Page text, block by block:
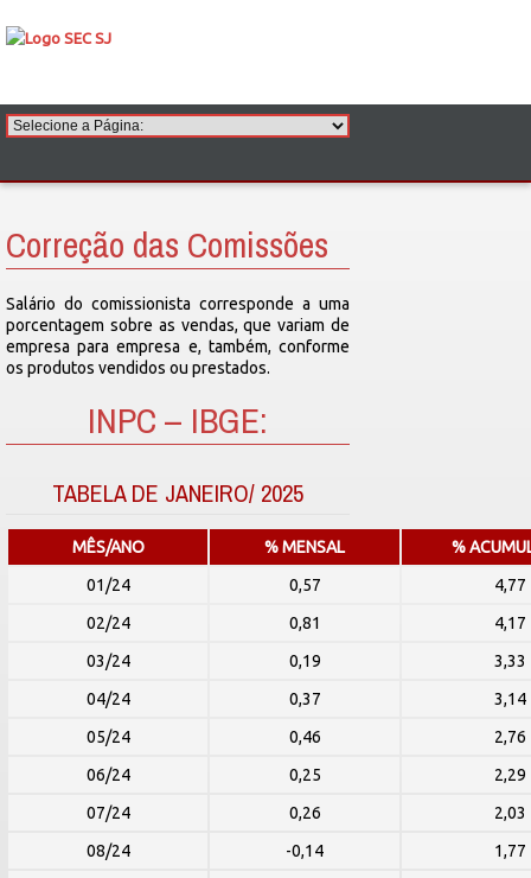
Correção das Comissões
Salário do comissionista corresponde a uma
porcentagem sobre as vendas, que variam de
empresa para empresa e, também, conforme
os produtos vendidos ou prestados.
INPC – IBGE:
TABELA DE JANEIRO/ 2025
MÊS/ANO % MENSAL
%
01/24
0,57
4,77
02/24
0,81
4,17
03/24
0,19
3,33
04/24
0,37
3,14
05/24
0,46
2,76
06/24
0,25
2,29
07/24
0,26
2,03
08/24
-0,14
1,77